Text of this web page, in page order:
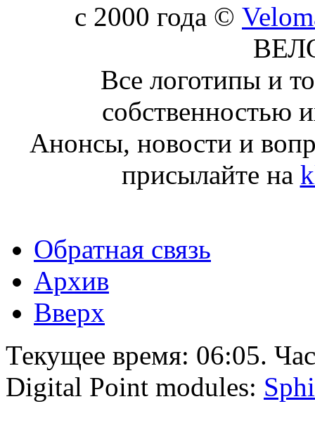
c 2000 года ©
Все логотипы и
собственностью
Анонсы, новости и
присылайте на
Обратная связь
Архив
Вверх
Текущее время: 06:05.
Digital Point modules: